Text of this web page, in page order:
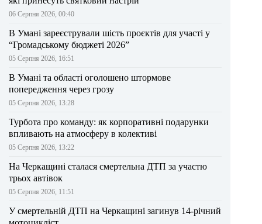
06 Серпня 2026, 00:40
В Умані зареєстрували шість проєктів для участі у
“Громадському бюджеті 2026”
05 Серпня 2026, 16:51
В Умані та області оголошено штормове
попередження через грозу
05 Серпня 2026, 13:28
Турбота про команду: як корпоративні подарунки
впливають на атмосферу в колективі
05 Серпня 2026, 13:22
На Черкащині сталася смертельна ДТП за участю
трьох автівок
05 Серпня 2026, 11:51
У смертельній ДТП на Черкащині загинув 14-річний